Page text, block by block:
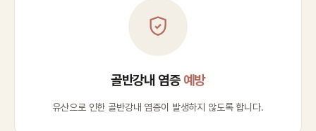
골반강내 염증 예방
유산으로 인한 골반강내 염증이 발생하지 않도록 합니다.